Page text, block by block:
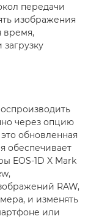
передачи
изображения
время,
через опцию
обновленная
обеспечивает
EOS-1D X Mark
RAW,
и изменять
или